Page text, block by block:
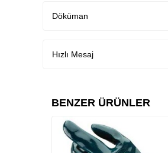
Döküman
Hızlı Mesaj
BENZER ÜRÜNLER